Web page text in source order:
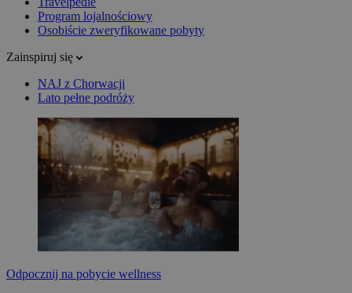
Program lojalnościowy
Osobiście zweryfikowane pobyty
Zainspiruj się
NAJ z Chorwacji
Lato pełne podróży
Odpocznij na pobycie wellness